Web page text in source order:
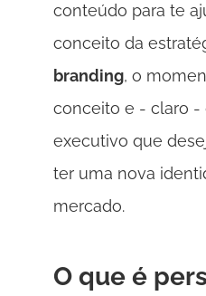
conteúdo para te
conceito da
branding, o
conceito e - claro -
executivo que
ter uma nova
mercado.
O que é